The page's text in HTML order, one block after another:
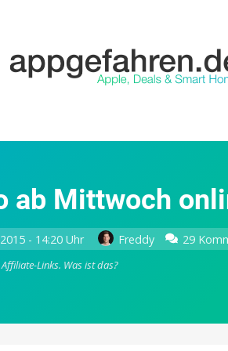
ab Mittwoch
- 14:20 Uhr Freddy 29
Links. Was ist das?